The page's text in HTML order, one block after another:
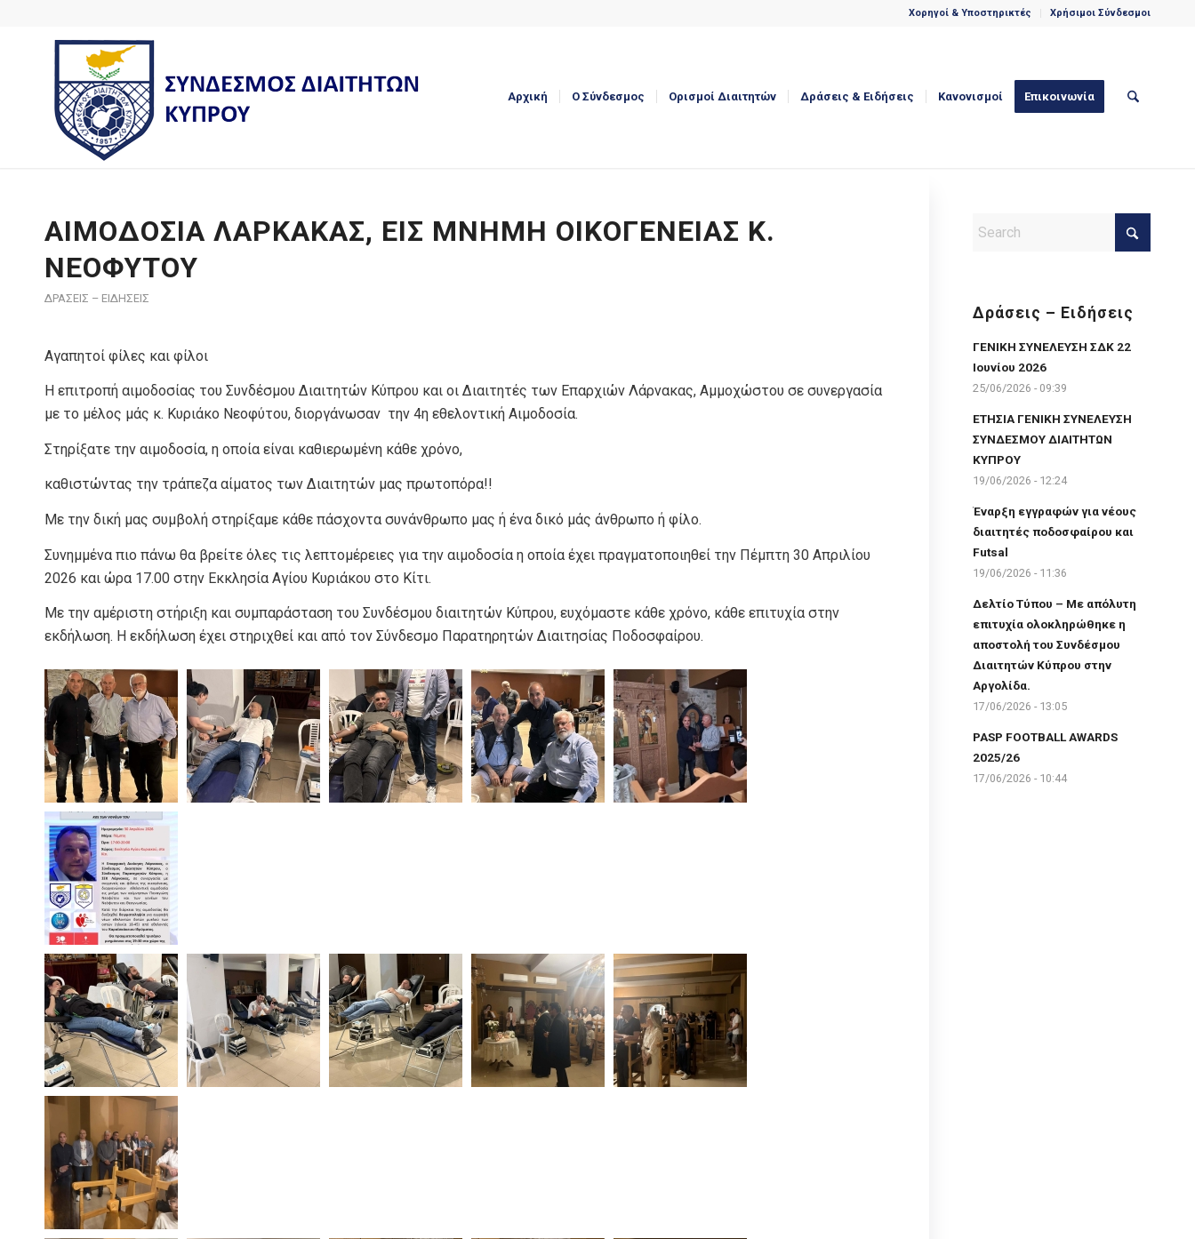
Χορηγοί & Υποστηρικτές Χρήσιμοι Σύνδεσμοι
Αρχική Ο Σύνδεσμος Ορισμοί Διαιτητών Δράσεις & Eιδήσεις Κανονισμοί Επικοινωνία
ΑΙΜΟΔΟΣΙΑ ΛΑΡΚΑΚΑΣ, ΕΙΣ ΜΝΗΜΗ ΟΙΚΟΓΕΝΕΙΑΣ Κ.
ΝΕΟΦΥΤΟΥ
ΔΡΑΣΕΙΣ – ΕΙΔΗΣΕΙΣ
Αγαπητοί φίλες και φίλοι
Η επιτροπή αιμοδοσίας του Συνδέσμου Διαιτητών Κύπρου και οι Διαιτητές των Επαρχιών Λάρνακας, Αμμοχώστου σε συνεργασία
με το μέλος μάς κ. Κυριάκο Νεοφύτου, διοργάνωσαν την 4η εθελοντική Αιμοδοσία.
Στηρίξατε την αιμοδοσία, η οποία είναι καθιερωμένη κάθε χρόνο,
καθιστώντας την τράπεζα αίματος των Διαιτητών μας πρωτοπόρα!!
Με την δική μας συμβολή στηρίξαμε κάθε πάσχοντα συνάνθρωπο μας ή ένα δικό μάς άνθρωπο ή φίλο.
Συνημμένα πιο πάνω θα βρείτε όλες τις λεπτομέρειες για την αιμοδοσία η οποία έχει πραγματοποιηθεί την Πέμπτη 30 Απριλίου
2026 και ώρα 17.00 στην Εκκλησία Αγίου Κυριάκου στο Κίτι.
Με την αμέριστη στήριξη και συμπαράσταση του Συνδέσμου διαιτητών Κύπρου, ευχόμαστε κάθε χρόνο, κάθε επιτυχία στην
εκδήλωση. Η εκδήλωση έχει στηριχθεί και από τον Σύνδεσμο Παρατηρητών Διαιτησίας Ποδοσφαίρου.
Δράσεις – Ειδήσεις
ΓΕΝΙΚΗ ΣΥΝΕΛΕΥΣΗ ΣΔΚ 22
Ιουνίου 2026
25/06/2026 - 09:39
ΕΤΗΣΙΑ ΓΕΝΙΚΗ ΣΥΝΕΛΕΥΣΗ
ΣΥΝΔΕΣΜΟΥ ΔΙΑΙΤΗΤΩΝ
ΚΥΠΡΟΥ
19/06/2026 - 12:24
Έναρξη εγγραφών για νέους
διαιτητές ποδοσφαίρου και
Futsal
19/06/2026 - 11:36
Δελτίο Τύπου – Με απόλυτη
επιτυχία ολοκληρώθηκε η
αποστολή του Συνδέσμου
Διαιτητών Κύπρου στην
Αργολίδα.
17/06/2026 - 13:05
PASP FOOTBALL AWARDS
2025/26
17/06/2026 - 10:44